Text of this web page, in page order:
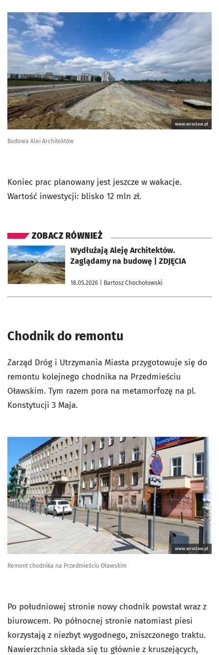
www.wroclaw.pl
Budowa Alei Architektów
Koniec prac planowany jest jeszcze w wakacje.
Wartość inwestycji: blisko 12 mln zł.
ZOBACZ RÓWNIEŻ
Wydłużają Aleję Architektów.
Zaglądamy na budowę | ZDJĘCIA
18.05.2026 | Bartosz Chochołowski
otworzy się w nowej karcie
Chodnik do remontu
Zarząd Dróg i Utrzymania Miasta przygotowuje się do
remontu kolejnego chodnika na Przedmieściu
Oławskim. Tym razem pora na metamorfozę na pl.
Konstytucji 3 Maja.
www.wroclaw.pl
Remont chodnika na Przedmieściu Oławskim
Po południowej stronie nowy chodnik powstał wraz z
biurowcem. Po północnej stronie natomiast piesi
korzystają z niezbyt wygodnego, zniszczonego traktu.
Nawierzchnia składa się tu głównie z kruszejących,